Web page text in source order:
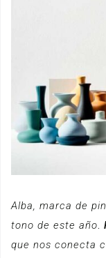
Alba, marca de
tono de este año.
que nos conecta